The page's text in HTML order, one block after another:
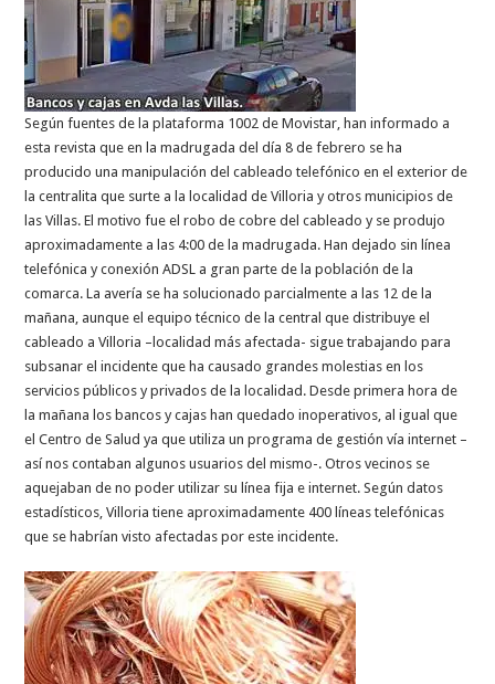
Según fuentes de la plataforma 1002 de Movistar, han informado a
esta revista que en la madrugada del día 8 de febrero se ha
producido una manipulación del cableado telefónico en el exterior de
la centralita que surte a la localidad de Villoria y otros municipios de
las Villas. El motivo fue el robo de cobre del cableado y se produjo
aproximadamente a las 4:00 de la madrugada. Han dejado sin línea
telefónica y conexión ADSL a gran parte de la población de la
comarca. La avería se ha solucionado parcialmente a las 12 de la
mañana, aunque el equipo técnico de la central que distribuye el
cableado a Villoria –localidad más afectada- sigue trabajando para
subsanar el incidente que ha causado grandes molestias en los
servicios públicos y privados de la localidad. Desde primera hora de
la mañana los bancos y cajas han quedado inoperativos, al igual que
el Centro de Salud ya que utiliza un programa de gestión vía internet –
así nos contaban algunos usuarios del mismo-. Otros vecinos se
aquejaban de no poder utilizar su línea fija e internet. Según datos
estadísticos, Villoria tiene aproximadamente 400 líneas telefónicas
que se habrían visto afectadas por este incidente.